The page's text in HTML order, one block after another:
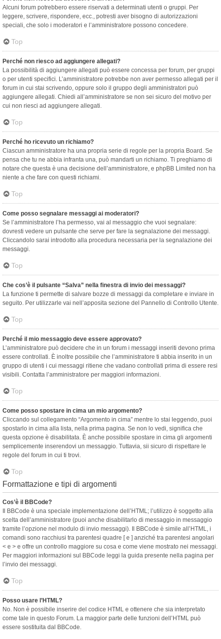
Alcuni forum potrebbero essere riservati a determinati utenti o gruppi. Per
leggere, scrivere, rispondere, ecc., potresti aver bisogno di autorizzazioni
speciali, che solo i moderatori e l’amministratore possono concedere.
Top
Perché non riesco ad aggiungere allegati?
La possibilità di aggiungere allegati può essere concessa per forum, per gruppi
o per utenti specifici. L’amministratore potrebbe non aver permesso allegati per il
forum in cui stai scrivendo, oppure solo il gruppo degli amministratori può
aggiungere allegati. Chiedi all’amministratore se non sei sicuro del motivo per
cui non riesci ad aggiungere allegati.
Top
Perché ho ricevuto un richiamo?
Ciascun amministratore ha una propria serie di regole per la propria Board. Se
pensa che tu ne abbia infranta una, può mandarti un richiamo. Ti preghiamo di
notare che questa è una decisione dell’amministratore, e phpBB Limited non ha
niente a che fare con questi richiami.
Top
Come posso segnalare messaggi ai moderatori?
Se l’amministratore l’ha permesso, vai al messaggio che vuoi segnalare:
dovresti vedere un pulsante che serve per fare la segnalazione dei messaggi.
Cliccandolo sarai introdotto alla procedura necessaria per la segnalazione dei
messaggi.
Top
Che cos’è il pulsante “Salva” nella finestra di invio dei messaggi?
La funzione ti permette di salvare bozze di messaggi da completare e inviare in
seguito. Per utilizzarle vai nell’apposita sezione del Pannello di Controllo Utente.
Top
Perché il mio messaggio deve essere approvato?
L’amministratore può decidere che in un forum i messaggi inseriti devono prima
essere controllati. È inoltre possibile che l’amministratore ti abbia inserito in un
gruppo di utenti i cui messaggi ritiene che vadano controllati prima di essere resi
visibili. Contatta l’amministratore per maggiori informazioni.
Top
Come posso spostare in cima un mio argomento?
Cliccando sul collegamento “Argomento in cima” mentre lo stai leggendo, puoi
spostarlo in cima alla lista, nella prima pagina. Se non lo vedi, significa che
questa opzione è disabilitata. È anche possibile spostare in cima gli argomenti
semplicemente inserendovi un messaggio. Tuttavia, sii sicuro di rispettare le
regole del forum in cui ti trovi.
Top
Formattazione e tipi di argomenti
Cos’è il BBCode?
Il BBCode è una speciale implementazione dell’HTML; l’utilizzo è soggetto alla
scelta dell’amministratore (puoi anche disabilitarlo di messaggio in messaggio
tramite l’opzione nel modulo di invio messaggi). Il BBCode è simile all’HTML, i
comandi sono racchiusi tra parentesi quadre [ e ] anziché tra parentesi angolari
< e > e offre un controllo maggiore su cosa e come viene mostrato nei messaggi.
Per maggiori informazioni sul BBCode leggi la guida presente nella pagina per
l’invio dei messaggi.
Top
Posso usare l’HTML?
No. Non è possibile inserire del codice HTML e ottenere che sia interpretato
come tale in questo Forum. La maggior parte delle funzioni dell’HTML può
essere sostituita dal BBCode.